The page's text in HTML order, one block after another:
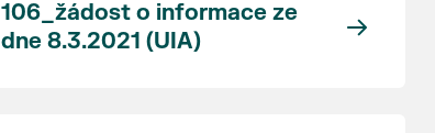
106_žádost o informace ze
dne 8.3.2021 (UIA)